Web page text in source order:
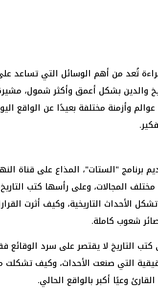
تُعد من أهم الوسائل التي تساعد
والدين بشكل أعمق وأكثر شمول،
وأزمنة مختلفة بعيدًا عن الواقع
"الستات"، المذاع على قناة
المجالات، وعلى رأسها كتب
التاريخية، وكيف أثرت
شعوب كاملة.
التاريخ لا يقتصر على سرد الوقائع
التي صنعت الأحداث، وكيف تشكلت
وعيًا أكبر بالواقع الحالي.